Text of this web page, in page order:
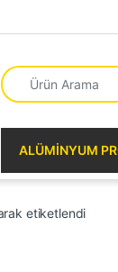
Search for:
ALÜMINYUM
etiketlendi